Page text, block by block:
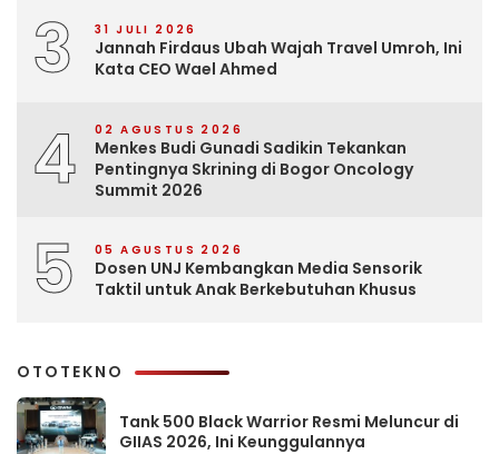
3 31 JULI 2026
Jannah Firdaus Ubah Wajah Travel Umroh, Ini
Kata CEO Wael Ahmed
4 02 AGUSTUS 2026
Menkes Budi Gunadi Sadikin Tekankan
Pentingnya Skrining di Bogor Oncology
Summit 2026
5 05 AGUSTUS 2026
Dosen UNJ Kembangkan Media Sensorik
Taktil untuk Anak Berkebutuhan Khusus
OTOTEKNO
Tank 500 Black Warrior Resmi Meluncur di
GIIAS 2026, Ini Keunggulannya